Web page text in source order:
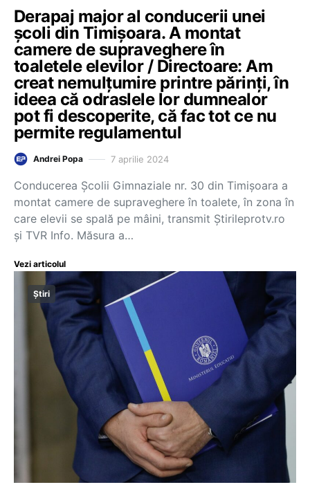
Derapaj major al conducerii unei
școli din Timișoara. A montat
camere de supraveghere în
toaletele elevilor / Directoare: Am
creat nemulțumire printre părinți, în
ideea că odraslele lor dumnealor
pot fi descoperite, că fac tot ce nu
permite regulamentul
Andrei Popa 7 aprilie 2024
Conducerea Școlii Gimnaziale nr. 30 din Timișoara a
montat camere de supraveghere în toalete, în zona în
care elevii se spală pe mâini, transmit Știrileprotv.ro
și TVR Info. Măsura a…
Vezi articolul
Știri